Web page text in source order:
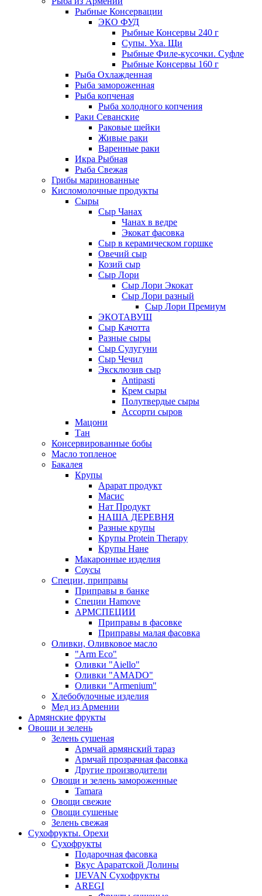
Рыбные Консервации
ЭКО ФУД
Рыбные Консервы 240 г
Супы. Уха. Щи
Рыбные Филе-кусочки. Суфле
Рыбные Консервы 160 г
Рыба Охлажденная
Рыба замороженная
Рыба копченая
Рыба холодного копчения
Раки Севанские
Раковые шейки
Живые раки
Варенные раки
Икра Рыбная
Рыба Свежая
Грибы маринованные
Кисломолочные продукты
Сыры
Сыр Чанах
Чанах в ведре
Экокат фасовка
Сыр в керамическом горшке
Овечий сыр
Козий сыр
Сыр Лори
Сыр Лори Экокат
Сыр Лори разный
Сыр Лори Премиум
ЭКОТАВУШ
Сыр Качотта
Разные сыры
Сыр Сулугуни
Сыр Чечил
Эксклюзив сыр
Antipasti
Крем сыры
Полутвердые сыры
Ассорти сыров
Мацони
Тан
Консервированные бобы
Масло топленое
Бакалея
Крупы
Арарат продукт
Масис
Нат Продукт
НАША ДЕРЕВНЯ
Разные крупы
Крупы Protein Therapy
Крупы Нане
Макаронные изделия
Соусы
Специи, приправы
Приправы в банке
Специи Hamove
АРМСПЕЦИИ
Приправы в фасовке
Приправы малая фасовка
Оливки, Оливковое масло
"Arm Eco"
Оливки "Aiello"
Оливки "AMADO"
Оливки "Armenium"
Хлебобулочные изделия
Мед из Армении
Армянские фрукты
Овощи и зелень
Зелень сушеная
Армчай армянский тараз
Армчай прозрачная фасовка
Другие производители
Овощи и зелень замороженные
Tamara
Овощи свежие
Овощи сушеные
Зелень свежая
Сухофрукты. Орехи
Сухофрукты
Подарочная фасовка
Вкус Араратской Долины
IJEVAN Сухофрукты
AREGI